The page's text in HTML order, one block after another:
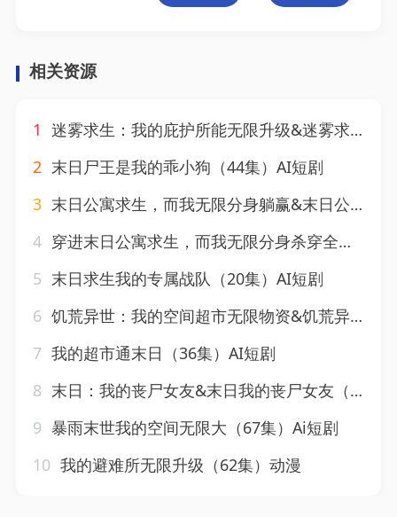
相关资源
1 迷雾求生：我的庇护所能无限升级&迷雾求生我的庇护所能无限升级（111集）AI短剧
2 末日尸王是我的乖小狗（44集）AI短剧
3 末日公寓求生，而我无限分身躺赢&末日公寓求生而我无限分身躺赢（109集）AI短剧
4 穿进末日公寓求生，而我无限分身杀穿全局&穿进末日公寓求生而我无限分身杀穿全局（60集）AI短剧
5 末日求生我的专属战队（20集）AI短剧
6 饥荒异世：我的空间超市无限物资&饥荒异世我的空间超市无限物资（60集）AI短剧
7 我的超市通末日（36集）AI短剧
8 末日：我的丧尸女友&末日我的丧尸女友（45集）AI短剧
9 暴雨末世我的空间无限大（67集）Ai短剧
10 我的避难所无限升级（62集）动漫